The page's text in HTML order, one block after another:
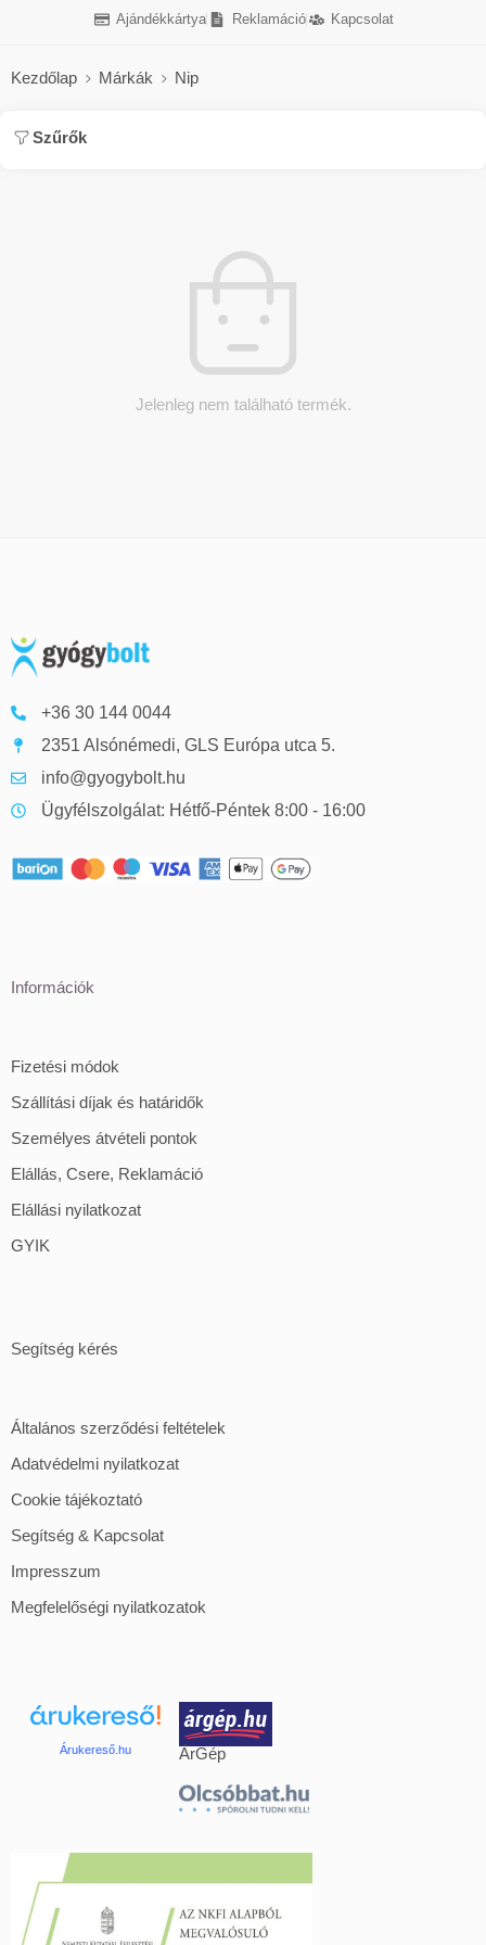
Ajándékkártya Reklamáció Kapcsolat
Kezdőlap Márkák Nip
Szűrők
Jelenleg nem található termék.
+36 30 144 0044
2351 Alsónémedi, GLS Európa utca 5.
info@gyogybolt.hu
Ügyfélszolgálat: Hétfő-Péntek 8:00 - 16:00
Információk
Fizetési módok
Szállítási díjak és határidők
Személyes átvételi pontok
Elállás, Csere, Reklamáció
Elállási nyilatkozat
GYIK
Segítség kérés
Általános szerződési feltételek
Adatvédelmi nyilatkozat
Cookie tájékoztató
Segítség & Kapcsolat
Impresszum
Megfelelőségi nyilatkozatok
Árukereső.hu ÁrGép